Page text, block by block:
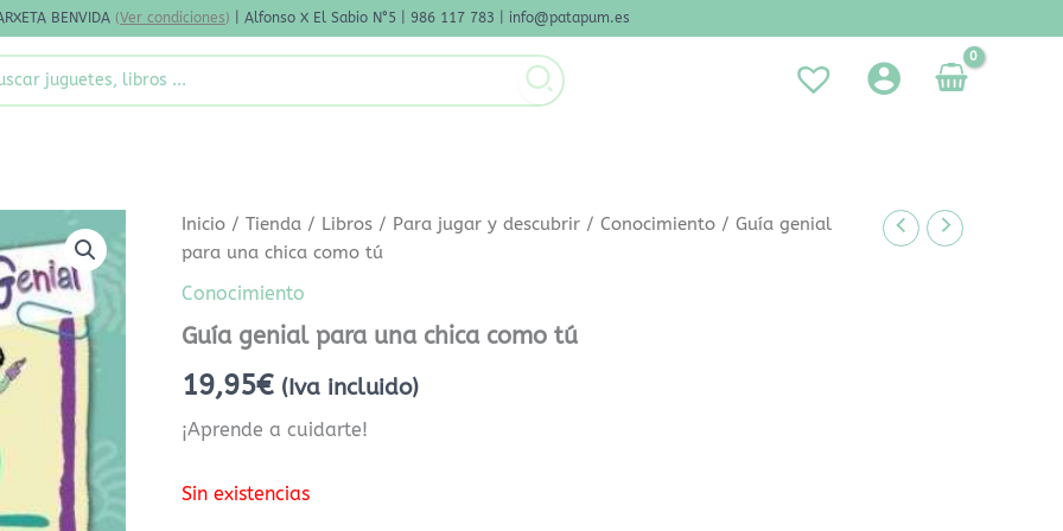
BENVIDA (Ver condiciones) | Alfonso X El Sabio N°5 | 986 117 783 | info@patapum.es
Inicio /Tienda / Libros / Para jugar y descubrir /Conocimiento / Guía genial
para una chica como tú
Conocimiento
Guía genial para una chica como tú
19,95€ (Iva incluido)
¡Aprende a cuidarte!
Sin existencias